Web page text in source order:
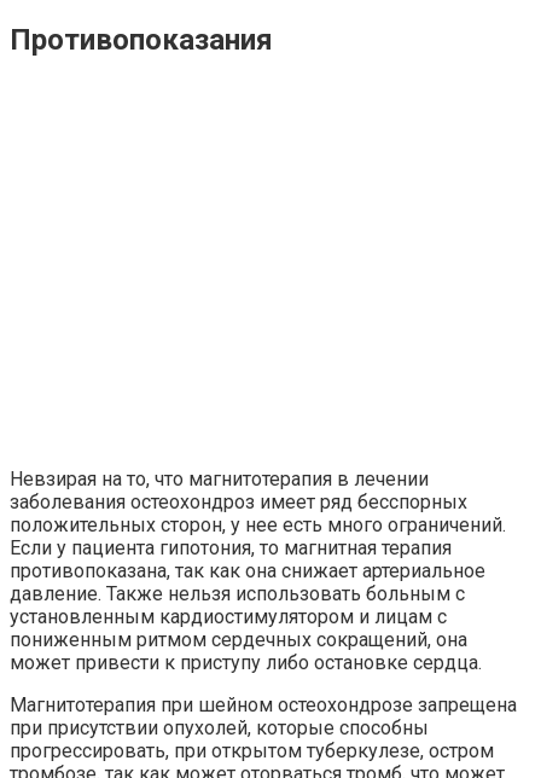
Противопоказания
Невзирая на то, что магнитотерапия в лечении
заболевания остеохондроз имеет ряд бесспорных
положительных сторон, у нее есть много ограничений.
Если у пациента гипотония, то магнитная терапия
противопоказана, так как она снижает артериальное
давление. Также нельзя использовать больным с
установленным кардиостимулятором и лицам с
пониженным ритмом сердечных сокращений, она
может привести к приступу либо остановке сердца.
Магнитотерапия при шейном остеохондрозе запрещена
при присутствии опухолей, которые способны
прогрессировать, при открытом туберкулезе, остром
тромбозе, так как может оторваться тромб, что может